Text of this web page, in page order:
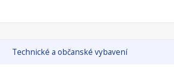
Technické a občanské vybavení